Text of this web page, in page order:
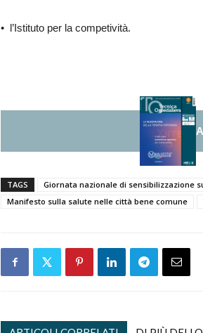
• l’Istituto per la competività.
TAGS
Giornata nazionale di sensibilizzazione
Manifesto sulla salute nelle città bene comune